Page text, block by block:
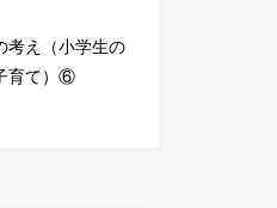
考え（小学生の
育て）⑥